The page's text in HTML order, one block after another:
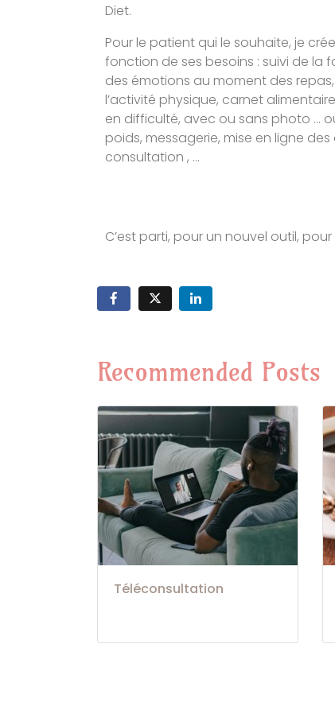
Diet.
Pour le patient qui le souhaite, je
fonction de ses besoins : suivi de la
des émotions au moment des
l’activité physique, carnet
en difficulté, avec ou sans photo …
poids, messagerie, mise en ligne
consultation , …
C’est parti, pour un nouvel outil,
Recommended Posts
Téléconsultation